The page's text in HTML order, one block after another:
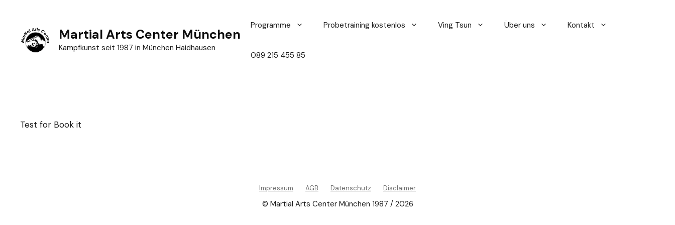
springen
Martial Arts Center München
Kampfkunst seit 1987 in München Haidhausen
Programme Probetraining kostenlos Ving Tsun Über uns Kontakt
089 215 455 85
Test for Book it
Impressum AGB Datenschutz Disclaimer
© Martial Arts Center München 1987 / 2026